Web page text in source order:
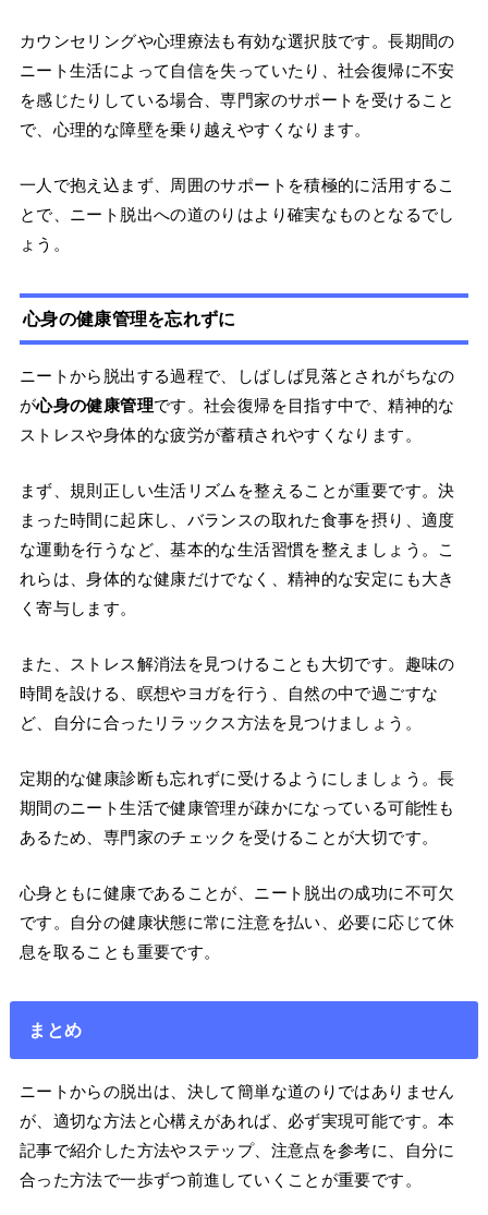
カウンセリングや心理療法も有効な選択肢です。長期間の
ニート生活によって自信を失っていたり、社会復帰に不安
を感じたりしている場合、専門家のサポートを受けること
で、心理的な障壁を乗り越えやすくなります。
一人で抱え込まず、周囲のサポートを積極的に活用するこ
とで、ニート脱出への道のりはより確実なものとなるでし
ょう。
心身の健康管理を忘れずに
ニートから脱出する過程で、しばしば見落とされがちなの
が心身の健康管理です。社会復帰を目指す中で、精神的な
ストレスや身体的な疲労が蓄積されやすくなります。
まず、規則正しい生活リズムを整えることが重要です。決
まった時間に起床し、バランスの取れた食事を摂り、適度
な運動を行うなど、基本的な生活習慣を整えましょう。こ
れらは、身体的な健康だけでなく、精神的な安定にも大き
く寄与します。
また、ストレス解消法を見つけることも大切です。趣味の
時間を設ける、瞑想やヨガを行う、自然の中で過ごすな
ど、自分に合ったリラックス方法を見つけましょう。
定期的な健康診断も忘れずに受けるようにしましょう。長
期間のニート生活で健康管理が疎かになっている可能性も
あるため、専門家のチェックを受けることが大切です。
心身ともに健康であることが、ニート脱出の成功に不可欠
です。自分の健康状態に常に注意を払い、必要に応じて休
息を取ることも重要です。
まとめ
ニートからの脱出は、決して簡単な道のりではありません
が、適切な方法と心構えがあれば、必ず実現可能です。本
記事で紹介した方法やステップ、注意点を参考に、自分に
合った方法で一歩ずつ前進していくことが重要です。